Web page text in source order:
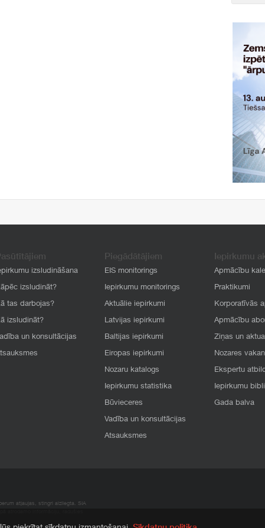
izsludināšana
izsludināt?
tas darbojas?
izsludināt?
un konsultācijas
Piegādātājiem
EIS monitorings
Iepirkumu monitorings
Aktuālie iepirkumi
Latvijas iepirkumi
Baltijas iepirkumi
Eiropas iepirkumi
Nozaru katalogs
Iepirkumu statistika
Būvieceres
Vadība un konsultācijas
Atsauksmes
Iepirkumu
Apmācību
Praktikumi
Korporatīvās
Apmācību
Ziņas un
Nozares
Ekspertu
Iepirkumu
Gada balva
atļaujas, stingri aizliegta. SIA